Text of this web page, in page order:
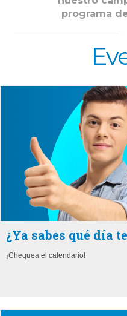
programa
¿Ya sabes qué día
¡Chequea el calendario!